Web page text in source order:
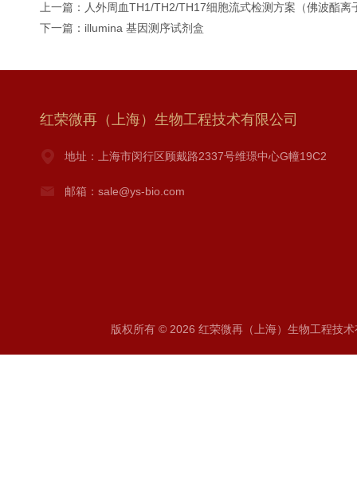
上一篇： 人外周血TH1/TH2/TH17细胞流式检测方案（佛波酯离
下一篇： illumina 基因测序试剂盒
红荣微再（上海）生物工程技术有限公司
地址：上海市闵行区顾戴路2337号维璟中心G幢19C2
邮箱：sale@ys-bio.com
版权所有 © 2026 红荣微再（上海）生物工程技